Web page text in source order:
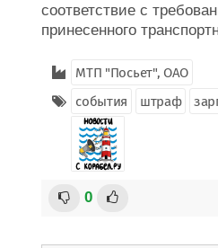
соответствие с
принесенного
МТП "Посьет", ОАО
события
штраф
0